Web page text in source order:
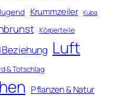
Krummzeiler Kuba
Körperteile
Beziehung Luft
& Totschlag
Pflanzen & Natur